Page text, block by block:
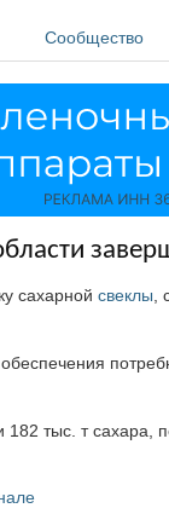
Сообщество
сахарной свеклы
тыс. т сахара,